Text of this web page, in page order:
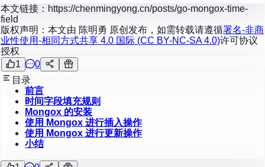
本文链接： https://chenmingyong.cn/posts/go-mongox-time-
field
版权声明：本文由 陈明勇 原创发布，如需转载请遵循署名-非商
业性使用-相同方式共享 4.0 国际 (CC BY-NC-SA 4.0)许可协议
授权
1
0
目录
前言
时间字段填充规则
Mongox 的安装
使用 Mongox 进行插入操作
使用 Mongox 进行更新操作
小结